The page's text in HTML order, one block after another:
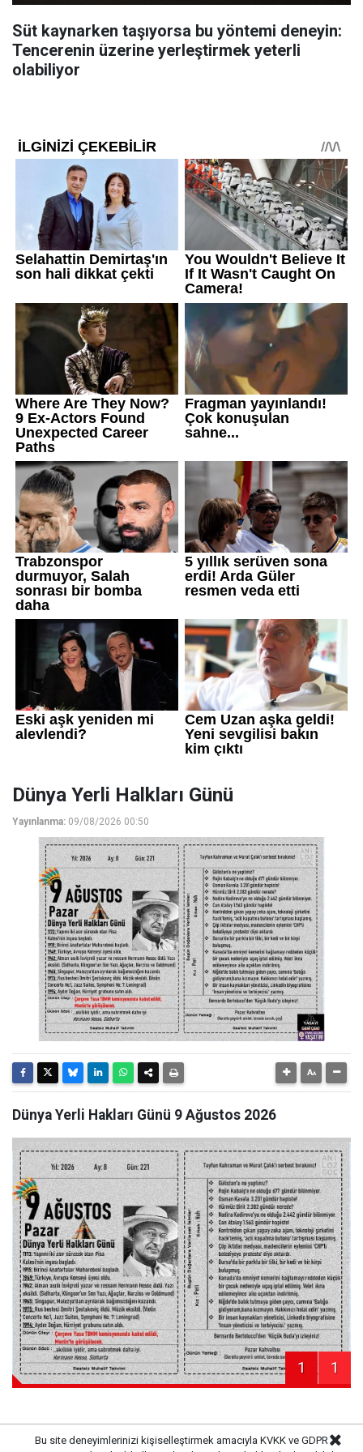
Süt kaynarken taşıyorsa bu yöntemi deneyin:
Tencerenin üzerine yerleştirmek yeterli
olabiliyor
Dünya Yerli Halkları Günü
Yayınlanma: 09/08/2026 00:50
Dünya Yerli Hakları Günü 9 Ağustos 2026
1 1
Bu site deneyimlerinizi kişiselleştirmek amacıyla KVKK ve GDPR